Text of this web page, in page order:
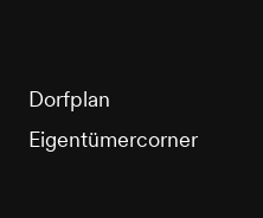
Dorfplan
Eigentümercorner